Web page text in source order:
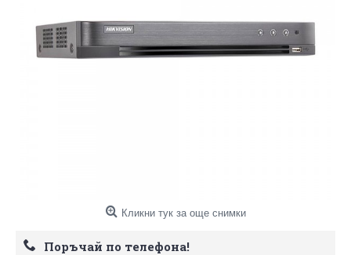
Кликни тук за още снимки
Поръчай по телефона!